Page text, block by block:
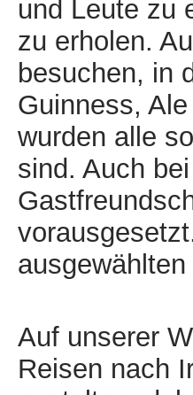
und Leute zu
zu erholen.
besuchen, in
Guinness,
wurden alle
sind. Auch
Auf unserer
Reisen nach